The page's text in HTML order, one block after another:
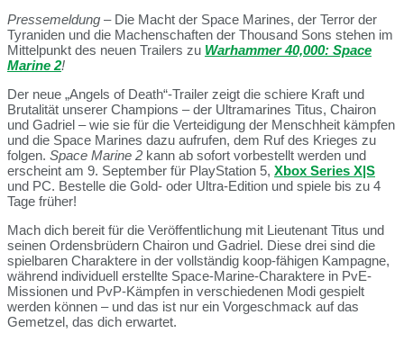
Pressemeldung – Die Macht der Space Marines, der Terror der
Tyraniden und die Machenschaften der Thousand Sons stehen im
Mittelpunkt des neuen Trailers zu Warhammer 40,000: Space
Marine 2!
Der neue „Angels of Death“-Trailer zeigt die schiere Kraft und
Brutalität unserer Champions – der Ultramarines Titus, Chairon
und Gadriel – wie sie für die Verteidigung der Menschheit kämpfen
und die Space Marines dazu aufrufen, dem Ruf des Krieges zu
folgen. Space Marine 2 kann ab sofort vorbestellt werden und
erscheint am 9. September für PlayStation 5, Xbox Series X|S
und PC. Bestelle die Gold- oder Ultra-Edition und spiele bis zu 4
Tage früher!
Mach dich bereit für die Veröffentlichung mit Lieutenant Titus und
seinen Ordensbrüdern Chairon und Gadriel. Diese drei sind die
spielbaren Charaktere in der vollständig koop-fähigen Kampagne,
während individuell erstellte Space-Marine-Charaktere in PvE-
Missionen und PvP-Kämpfen in verschiedenen Modi gespielt
werden können – und das ist nur ein Vorgeschmack auf das
Gemetzel, das dich erwartet.